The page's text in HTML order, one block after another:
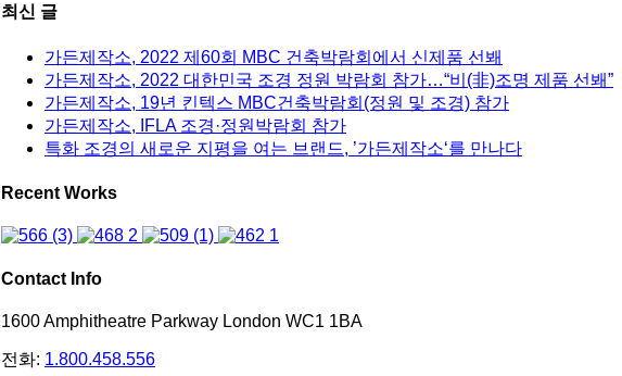
최신 글
가든제작소, 2022 제60회 MBC 건축박람회에서 신제품 선봬
가든제작소, 2022 대한민국 조경 정원 박람회 참가…“비(非)조명 제품 선봬”
가든제작소, 19년 킨텍스 MBC건축박람회(정원 및 조경) 참가
가든제작소, IFLA 조경·정원박람회 참가
특화 조경의 새로운 지평을 여는 브랜드, ’가든제작소‘를 만나다
Recent Works
Contact Info
1600 Amphitheatre Parkway London WC1 1BA
전화: 1.800.458.556